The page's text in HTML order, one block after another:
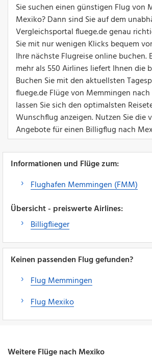
Sie suchen einen günstigen Flug von
Mexiko? Dann sind Sie auf dem
Vergleichsportal fluege.de genau
Sie mit nur wenigen Klicks bequem
Ihre nächste Flugreise online buchen.
mehr als 550 Airlines liefert Ihnen die
Buchen Sie mit den aktuellsten
fluege.de Flüge von Memmingen
lassen Sie sich den optimalsten
Wunschflug anzeigen. Nutzen Sie die
Angebote für einen Billigflug nach
Informationen und Flüge zum:
Flughafen Memmingen (FMM)
Übersicht - preiswerte Airlines:
Billigflieger
Keinen passenden Flug gefunden?
Flug Memmingen
Flug Mexiko
Weitere Flüge nach Mexiko